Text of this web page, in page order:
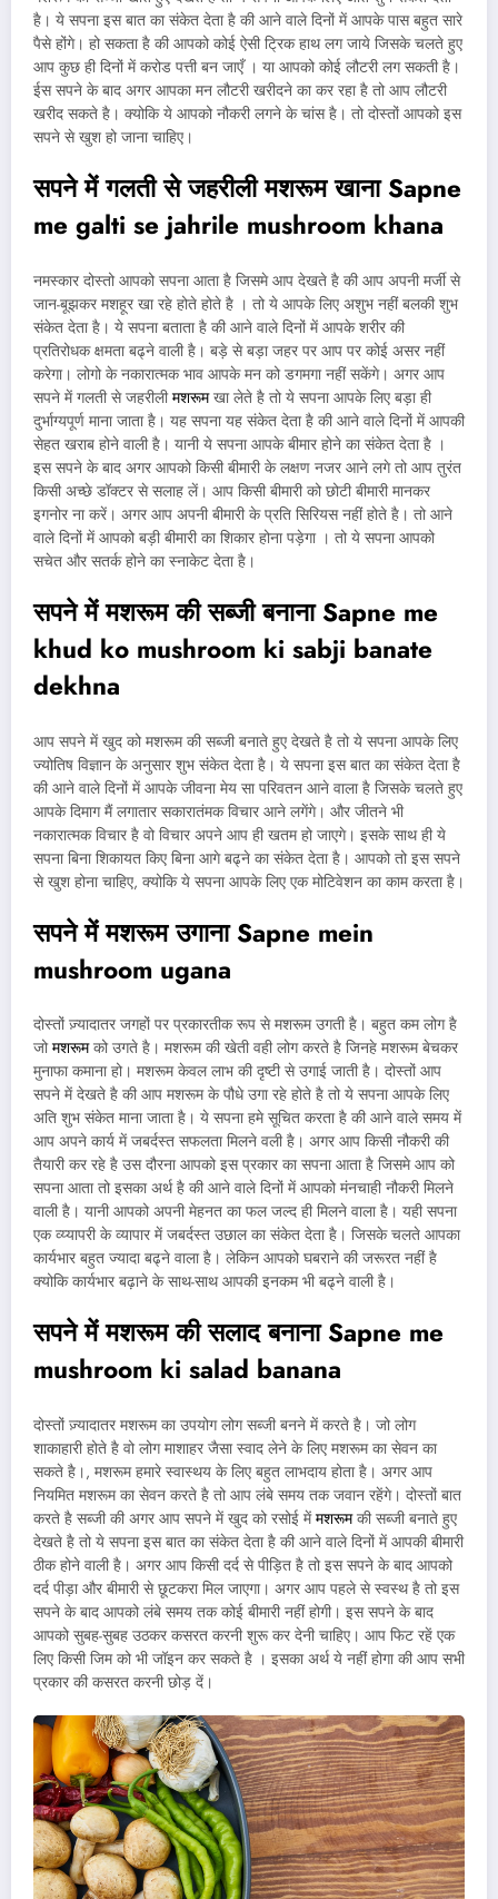
है। ये सपना इस बात का संकेत देता है की आने वाले दिनों में आपके पास बहुत सारे
पैसे होंगे। हो सकता है की आपको कोई ऐसी ट्रिक हाथ लग जाये जिसके चलते हुए
आप कुछ ही दिनों में करोड पत्ती बन जाएँ । या आपको कोई लौटरी लग सकती है।
ईस सपने के बाद अगर आपका मन लौटरी खरीदने का कर रहा है तो आप लौटरी
खरीद सकते है। क्योकि ये आपको नौकरी लगने के चांस है। तो दोस्तों आपको इस
सपने से खुश हो जाना चाहिए।
सपने में गलती से जहरीली मशरूम खानाSapne
me galti se jahrile mushroom khana
नमस्कार दोस्तो आपको सपना आता है जिसमे आप देखते है की आप अपनी मर्जी से
जान-बूझकर मशहूर खा रहे होते होते है । तो ये आपके लिए अशुभ नहीं बलकी शुभ
संकेत देता है। ये सपना बताता है की आने वाले दिनों में आपके शरीर की
प्रतिरोधक क्षमता बढ्ने वाली है। बड़े से बड़ा जहर पर आप पर कोई असर नहीं
करेगा। लोगो के नकारात्मक भाव आपके मन को डगमगा नहीं सकेंगे। अगर आप
सपने में गलती से जहरीलीमशरूमखा लेते है तो ये सपना आपके लिए बड़ा ही
दुर्भाग्यपूर्ण माना जाता है। यह सपना यह संकेत देता है की आने वाले दिनों में आपकी
सेहत खराब होने वाली है। यानी ये सपना आपके बीमार होने का संकेत देता है ।
इस सपने के बाद अगर आपको किसी बीमारी के लक्षण नजर आने लगे तो आप तुरंत
किसी अच्छे डॉक्टर से सलाह लें। आप किसी बीमारी को छोटी बीमारी मानकर
इगनोर ना करें। अगर आप अपनी बीमारी के प्रति सिरियस नहीं होते है। तो आने
वाले दिनों में आपको बड़ी बीमारी का शिकार होना पड़ेगा । तो ये सपना आपको
सचेत और सतर्क होने का स्नाकेट देता है।
सपने में मशरूम की सब्जी बनानाSapne me
khud ko mushroom ki sabji banate
dekhna
आप सपने में खुद को मशरूम की सब्जी बनाते हुए देखते है तो ये सपना आपके लिए
ज्योतिष विज्ञान के अनुसार शुभ संकेत देता है। ये सपना इस बात का संकेत देता है
की आने वाले दिनों में आपके जीवना मेय सा परिवतन आने वाला है जिसके चलते हुए
आपके दिमाग मैं लगातार सकारातंमक विचार आने लगेंगे। और जीतने भी
नकारात्मक विचार है वो विचार अपने आप ही खतम हो जाएगे। इसके साथ ही ये
सपना बिना शिकायत किए बिना आगे बढ्ने का संकेत देता है। आपको तो इस सपने
से खुश होना चाहिए, क्योकि ये सपना आपके लिए एक मोटिवेशन का काम करता है।
सपने में मशरूम उगानाSapne mein
mushroom ugana
दोस्तों ज़्यादातर जगहों पर प्रकारतीक रूप से मशरूम उगती है। बहुत कम लोग है
जोमशरूमको उगते है। मशरूम की खेती वही लोग करते है जिनहे मशरूम बेचकर
मुनाफा कमाना हो। मशरूम केवल लाभ की दृष्टी से उगाई जाती है। दोस्तों आप
सपने में देखते है की आप मशरूम के पौधे उगा रहे होते है तो ये सपना आपके लिए
अति शुभ संकेत माना जाता है। ये सपना हमे सूचित करता है की आने वाले समय में
आप अपने कार्य में जबर्दस्त सफलता मिलने वली है। अगर आप किसी नौकरी की
तैयारी कर रहे है उस दौरना आपको इस प्रकार का सपना आता है जिसमे आप को
सपना आता तो इसका अर्थ है की आने वाले दिनों में आपको मंनचाही नौकरी मिलने
वाली है। यानी आपको अपनी मेहनत का फल जल्द ही मिलने वाला है। यही सपना
एक व्य्यापरी के व्यापार में जबर्दस्त उछाल का संकेत देता है। जिसके चलते आपका
कार्यभार बहुत ज्यादा बढ्ने वाला है। लेकिन आपको घबराने की जरूरत नहीं है
क्योकि कार्यभार बढ़ाने के साथ-साथ आपकी इनकम भी बढ्ने वाली है।
सपने में मशरूम की सलाद बनानाSapne me
mushroom ki salad banana
दोस्तों ज़्यादातर मशरूम का उपयोग लोग सब्जी बनने में करते है। जो लोग
शाकाहारी होते है वो लोग माशाहर जैसा स्वाद लेने के लिए मशरूम का सेवन का
सकते है।, मशरूम हमारे स्वास्थय के लिए बहुत लाभदाय होता है। अगर आप
नियमित मशरूम का सेवन करते है तो आप लंबे समय तक जवान रहेंगे। दोस्तों बात
करते है सब्जी की अगर आप सपने में खुद को रसोई मेंमशरूमकी सब्जी बनाते हुए
देखते है तो ये सपना इस बात का संकेत देता है की आने वाले दिनों में आपकी बीमारी
ठीक होने वाली है। अगर आप किसी दर्द से पीड़ित है तो इस सपने के बाद आपको
दर्द पीड़ा और बीमारी से छूटकरा मिल जाएगा। अगर आप पहले से स्वस्थ है तो इस
सपने के बाद आपको लंबे समय तक कोई बीमारी नहीं होगी। इस सपने के बाद
आपको सुबह-सुबह उठकर कसरत करनी शुरू कर देनी चाहिए। आप फिट रहें एक
लिए किसी जिम को भी जॉइन कर सकते है । इसका अर्थ ये नहीं होगा की आप सभी
प्रकार की कसरत करनी छोड़ दें।